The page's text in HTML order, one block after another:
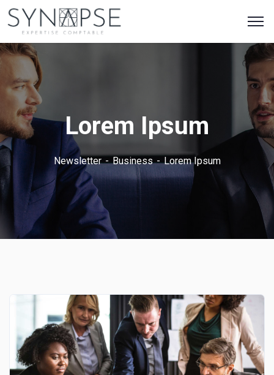
Lorem Ipsum
Newsletter Business Lorem Ipsum